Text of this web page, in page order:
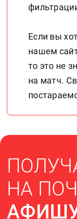
В 2022 году на
проведение финала
Лиги чемпионов
время «Зенит»
готовится провести
на домашнем
стадионе матчи
лиги. Билеты уже
купить билеты. В
любое время Вы
билеты на нашем
сайте, оплатив их
после
подтверждения
Если вы
нашем
то это не
на матч.
НА